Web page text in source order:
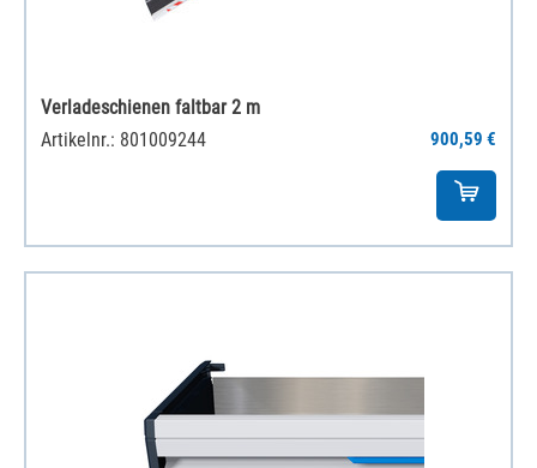
Verladeschienen faltbar 2 m
Artikelnr.: 801009244
900,59 €